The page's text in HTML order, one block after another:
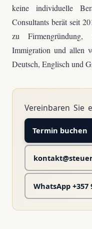
keine individuelle
Consultants berät seit
zu Firmengründung,
Immigration und allen
Deutsch, Englisch und
Vereinbaren Sie
Termin buchen
WhatsApp +357